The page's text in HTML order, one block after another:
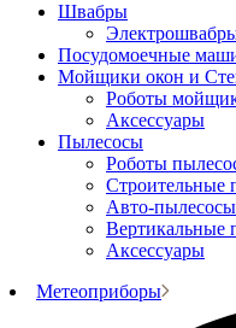
Швабры
Посудомоечные
Мойщики окон и
Роботы
Аксессуары
Пылесосы
Роботы
Строительные
Авто-пылесосы
Вертикальные
Аксессуары
Метеоприборы